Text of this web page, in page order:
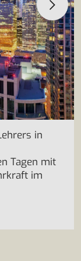
in
Tagen mit
im